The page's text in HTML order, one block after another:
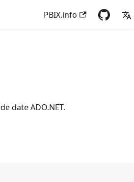
PBIX.info
date ADO.NET.